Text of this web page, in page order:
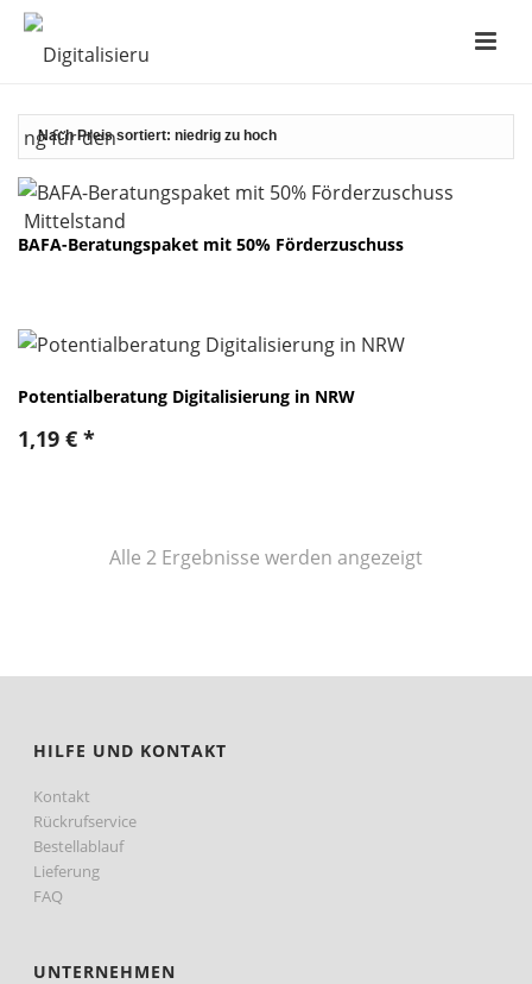
BAFA-Beratungspaket mit 50% Förderzuschuss
Potentialberatung Digitalisierung in NRW
1,19 € *
Alle 2 Ergebnisse werden angezeigtNach
HILFE UND KONTAKT
Kontakt
Rückrufservice
Bestellablauf
Lieferung
FAQ
UNTERNEHMEN